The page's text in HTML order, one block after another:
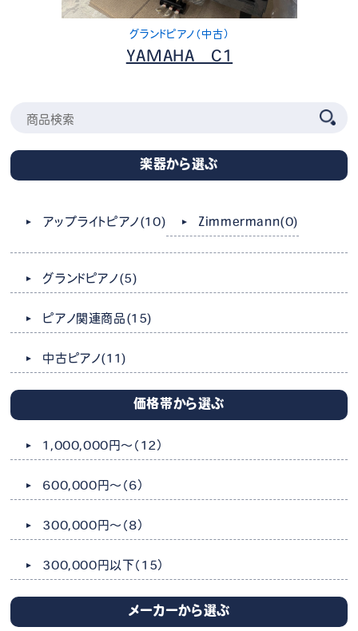
楽器から選ぶ
アップライトピアノ (10) Zimmermann(0)
グランドピアノ (5)
ピアノ関連商品 (15)
中古ピアノ(11)
価格帯から選ぶ
1,000,000円～ （12）
600,000円～ （6）
300,000円～ （8）
300,000円以下 （15）
メーカーから選ぶ
グランドピアノ（中古）
YAMAHA C1